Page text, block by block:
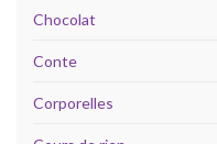
Chocolat
Conte
Corporelles